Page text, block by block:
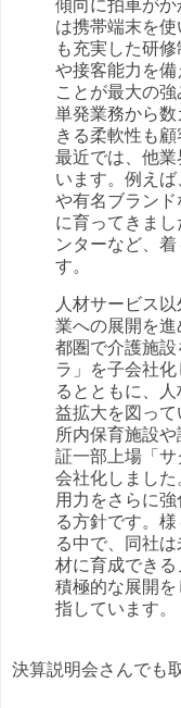
傾向に拍車が
は携帯端末を
も充実した研
や接客能力を
ことが最大の
単発業務から
きる柔軟性も顧
最近では、他
います。例え
や有名ブラン
に育ってきま
ンターなど、
す。
人材サービス
業への展開を
都圏で介護施
ラ」を子会社
るとともに、
益拡大を図っ
所内保育施設
証一部上場「
会社化しまし
用力をさらに
る方針です。
る中で、同社
材に育成でき
積極的な展開を
指しています。
決算説明会さんでも